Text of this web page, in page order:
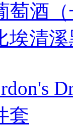
萄酒
埃清
套